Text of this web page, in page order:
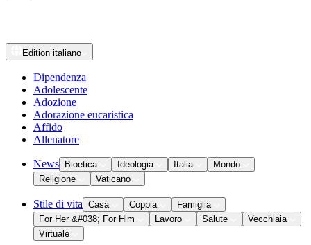
Edition italiano
Dipendenza
Adolescente
Adozione
Adorazione eucaristica
Affido
Allenatore
News Bioetica Ideologia Italia
Mondo
Religione
Vaticano
Stile di vita Casa Coppia
Famiglia
For Her &#038; For Him
Lavoro Salute
Vecchiaia
Virtuale